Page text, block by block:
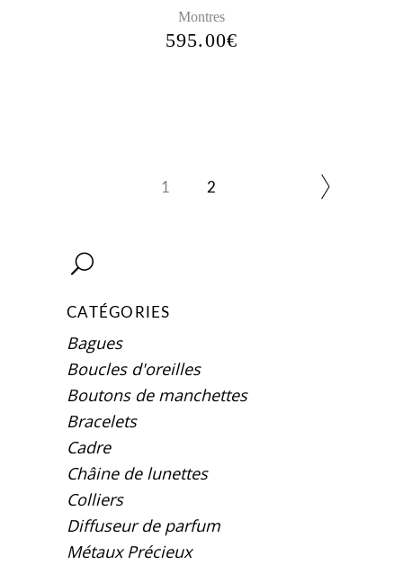
Montres
595.00€
1 2
CATÉGORIES
Bagues
Boucles d'oreilles
Boutons de manchettes
Bracelets
Cadre
Châine de lunettes
Colliers
Diffuseur de parfum
Métaux Précieux